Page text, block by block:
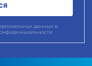
данных в